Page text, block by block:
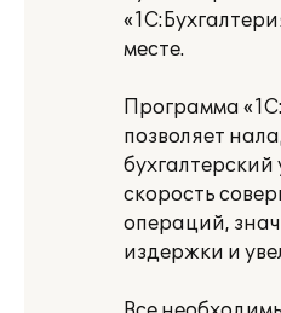
месте.
Программа
позволяет
бухгалтерский
скорость
операций,
издержки и